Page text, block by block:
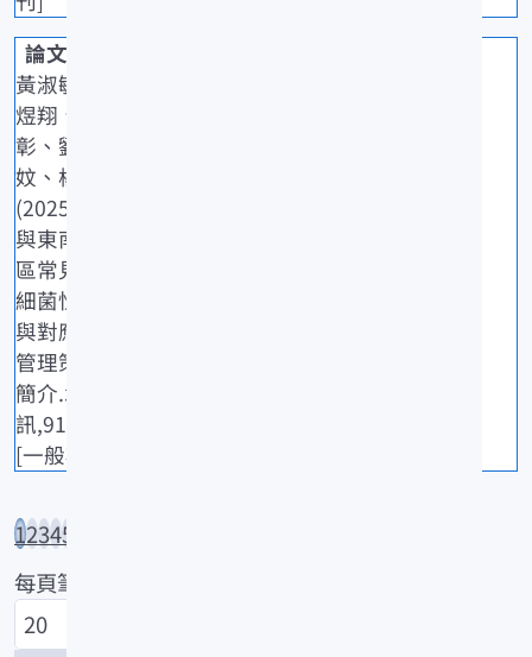
黃淑敏、洪
煜翔、陳建
彰、劉姵
妏、楊順德
(2025)臺灣
與東南亞地
區常見鱸魚
細菌性疾病
與對應養殖
管理策略之
簡介.水試專
訊,91: 25-29.
[一般期刊]
12345
每頁筆數